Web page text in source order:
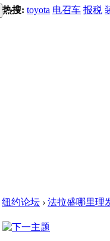
热搜: toyota 电召车 报税
纽约论坛 › 法拉盛哪里理